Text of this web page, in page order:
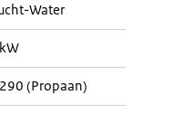
Water
(Propaan)